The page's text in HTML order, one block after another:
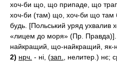
хоч-би що, що припаде, що
хоч-би (там) що, хоч-би що там
будь. [Польський уряд ухвалив
«лицем до моря» (Пр. Правда)].
найкращий, що-найкращий, як-
2) нрч. - ні, (зап.
, нелитер.) нє;